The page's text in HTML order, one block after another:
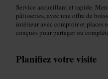
Service accueillant et rapide.
pâtisseries, avec une offre de
intérieur avec comptoir et places
conçues pour partager ou
Planifiez votre visite